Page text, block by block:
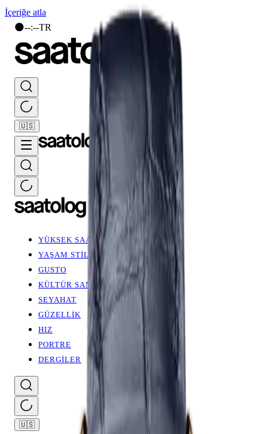
İçeriğe atla
🌑--:--TR
🇺🇸
YÜKSEK SAATÇİLİK
YAŞAM STİLİ
GUSTO
KÜLTÜR SANAT
SEYAHAT
GÜZELLİK
HIZ
PORTRE
DERGİLER
🇺🇸